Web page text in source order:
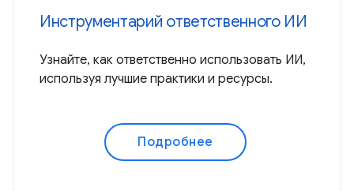
Инструментарий ответственного ИИ
Узнайте, как ответственно использовать ИИ,
используя лучшие практики и ресурсы.
Подробнее